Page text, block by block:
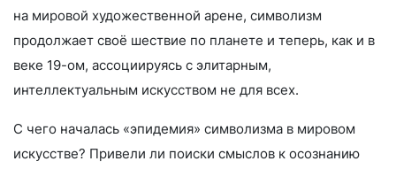
на мировой художественной арене, символизм
продолжает своё шествие по планете и теперь, как и в
веке 19-ом, ассоциируясь с элитарным,
интеллектуальным искусством не для всех.
С чего началась «эпидемия» символизма в мировом
искусстве? Привели ли поиски смыслов к осознанию